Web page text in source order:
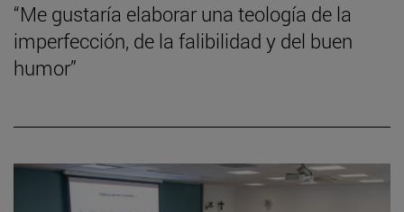
“Me gustaría elaborar una teología de la
imperfección, de la falibilidad y del buen
humor”